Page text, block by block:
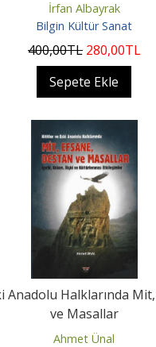
İrfan Albayrak
Bilgin Kültür Sanat
400,00TL 280,00TL
Sepete Ekle
Anadolu Halklarında
ve Masallar
Ahmet Ünal